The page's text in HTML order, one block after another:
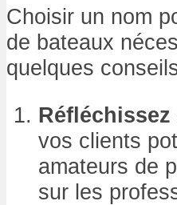
Choisir un nom
de bateaux
quelques
vos clients
amateurs de
sur les